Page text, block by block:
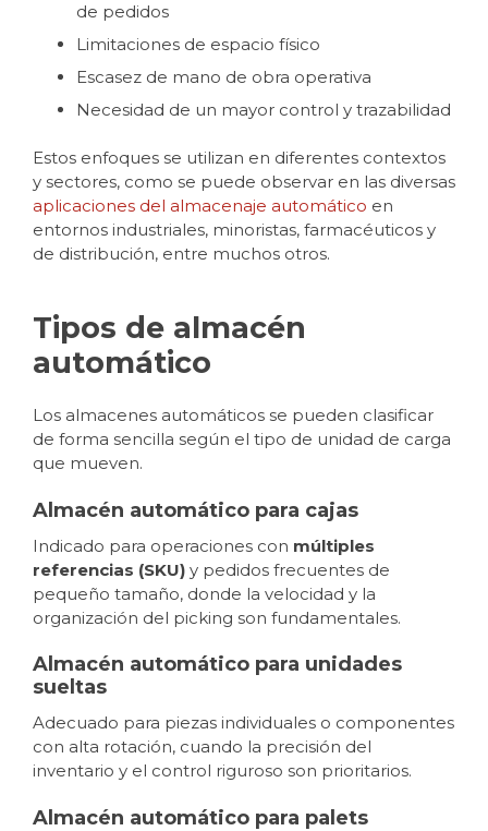
de pedidos
Limitaciones de espacio físico
Escasez de mano de obra operativa
Necesidad de un mayor control y trazabilidad
Estos enfoques se utilizan en diferentes contextos
y sectores, como se puede observar en las diversas
aplicaciones del almacenaje automático en
entornos industriales, minoristas, farmacéuticos y
de distribución, entre muchos otros.
Tipos de almacén
automático
Los almacenes automáticos se pueden clasificar
de forma sencilla según el tipo de unidad de carga
que mueven.
Almacén automático para cajas
Indicado para operaciones con múltiples
referencias (SKU) y pedidos frecuentes de
pequeño tamaño, donde la velocidad y la
organización del picking son fundamentales.
Almacén automático para unidades
sueltas
Adecuado para piezas individuales o componentes
con alta rotación, cuando la precisión del
inventario y el control riguroso son prioritarios.
Almacén automático para palets